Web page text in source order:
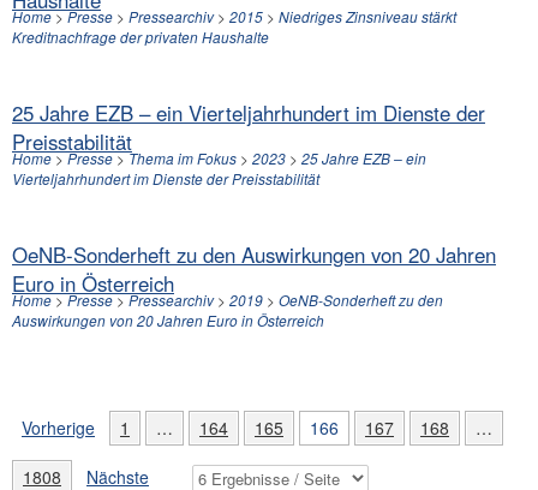
Home>Presse > Pressearchiv> 2015 > Niedriges Zinsniveau stärkt
Kreditnachfrage der privaten Haushalte
25 Jahre EZB – ein Vierteljahrhundert im Dienste der
Preisstabilität
Home>Presse>Thema im Fokus > 2023 > 25 Jahre EZB – ein
Vierteljahrhundert im Dienste der Preisstabilität
OeNB-Sonderheft zu den Auswirkungen von 20 Jahren
Euro in Österreich
Home>Presse>Pressearchiv> 2019 > OeNB-Sonderheft zu den
Auswirkungen von 20 Jahren Euro in Österreich
Vorherige 1 … 164 165 166 167 168 …
1808 Nächste